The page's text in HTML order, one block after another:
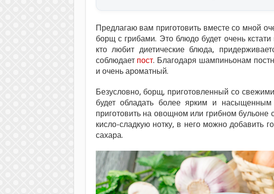
Предлагаю вам приготовить вместе со мной
борщ с грибами. Это блюдо будет очень
кто любит диетические блюда,
соблюдает пост. Благодаря шампиньонам
и очень ароматный.
Безусловно, борщ, приготовленный со
будет обладать более ярким и
приготовить на овощном или грибном
кисло-сладкую нотку, в него можно добавить
сахара.